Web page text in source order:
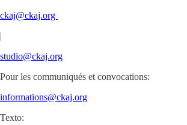
ckaj@ckaj.org
|
studio@ckaj.org
Pour les communiqués et convocations:
informations@ckaj.org
Texto: